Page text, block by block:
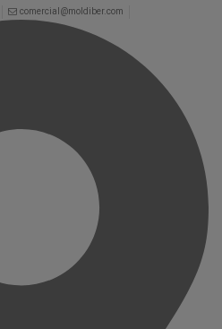
comercial@moldiber.com